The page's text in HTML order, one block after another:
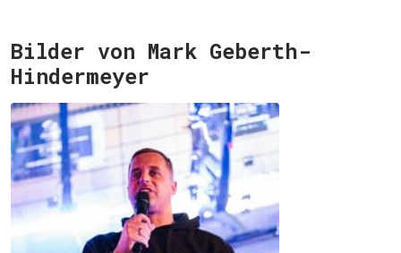
Bilder von Mark Geberth-
Hindermeyer